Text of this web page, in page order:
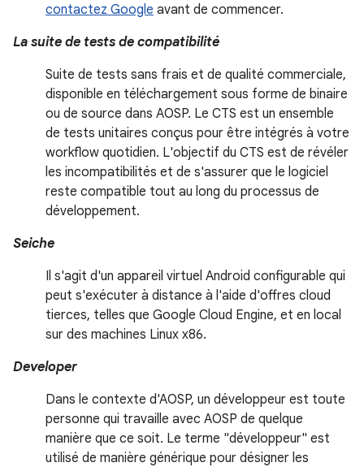
contactez Google avant de commencer.
La suite de tests de compatibilité
Suite de tests sans frais et de qualité commerciale,
disponible en téléchargement sous forme de binaire
ou de source dans AOSP. Le CTS est un ensemble
de tests unitaires conçus pour être intégrés à votre
workflow quotidien. L'objectif du CTS est de révéler
les incompatibilités et de s'assurer que le logiciel
reste compatible tout au long du processus de
développement.
Seiche
Il s'agit d'un appareil virtuel Android configurable qui
peut s'exécuter à distance à l'aide d'offres cloud
tierces, telles que Google Cloud Engine, et en local
sur des machines Linux x86.
Developer
Dans le contexte d'AOSP, un développeur est toute
personne qui travaille avec AOSP de quelque
manière que ce soit. Le terme "développeur" est
utilisé de manière générique pour désigner les